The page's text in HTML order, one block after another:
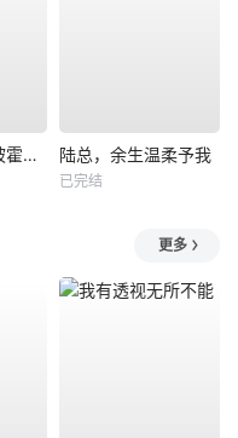
天降小可怜，被霍爷宠上天 陆总，余生温柔予我
已完结
更多